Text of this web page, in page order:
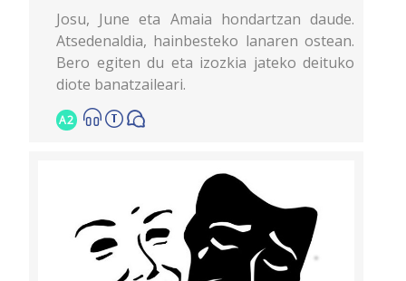
Josu, June eta Amaia hondartzan daude.
Atsedenaldia, hainbesteko lanaren ostean.
Bero egiten du eta izozkia jateko deituko
diote banatzaileari.
A2